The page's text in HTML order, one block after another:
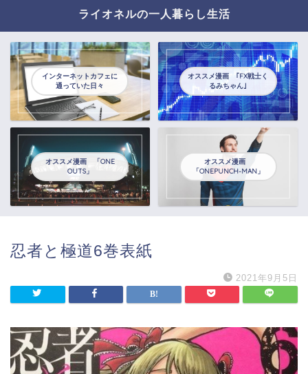
ライオネルの一人暮らし生活
インターネットカフェに
通っていた日々
オススメ漫画 ｢FX戦士く
るみちゃん｣
オススメ漫画 「ONE
OUTS」
オススメ漫画
「ONEPUNCH-MAN」
忍者と極道6巻表紙
2021年9月5日